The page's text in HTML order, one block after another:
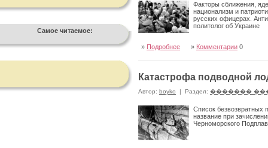
Самое читаемое:
Факторы сближения,
национализм и
русских офицерах.
политолог об Украине
» Подробнее » Комментарии 0
Катастрофа подводной
Автор: boyko | Раздел: �������
Список безвозвратных
название при
Черноморского